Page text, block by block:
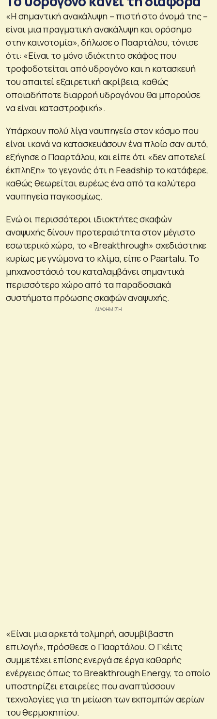
«Η σημαντική ανακάλυψη – πιστή στο όνομά της –
είναι μια πραγματική ανακάλυψη και ορόσημο
στην καινοτομία», δήλωσε ο Πααρτάλου, τόνισε
ότι: «Είναι το μόνο ιδιόκτητο σκάφος που
τροφοδοτείται από υδρογόνο και η κατασκευή
του απαιτεί εξαιρετική ακρίβεια, καθώς
οποιαδήποτε διαρροή υδρογόνου θα μπορούσε
να είναι καταστροφική».
Υπάρχουν πολύ λίγα ναυπηγεία στον κόσμο που
είναι ικανά να κατασκευάσουν ένα πλοίο σαν αυτό,
εξήγησε ο Πααρτάλου, και είπε ότι «δεν αποτελεί
έκπληξη» το γεγονός ότι η Feadship το κατάφερε,
καθώς θεωρείται ευρέως ένα από τα καλύτερα
ναυπηγεία παγκοσμίως.
Ενώ οι περισσότεροι ιδιοκτήτες σκαφών
αναψυχής δίνουν προτεραιότητα στον μέγιστο
εσωτερικό χώρο, το «Breakthrough» σχεδιάστηκε
κυρίως με γνώμονα το κλίμα, είπε ο Paartalu. Το
μηχανοστάσιό του καταλαμβάνει σημαντικά
περισσότερο χώρο από τα παραδοσιακά
συστήματα πρόωσης σκαφών αναψυχής.
«Είναι μια αρκετά τολμηρή, ασυμβίβαστη
επιλογή», πρόσθεσε ο Πααρτάλου. Ο Γκέιτς
συμμετέχει επίσης ενεργά σε έργα καθαρής
ενέργειας όπως το Breakthrough Energy, το οποίο
υποστηρίζει εταιρείες που αναπτύσσουν
τεχνολογίες για τη μείωση των εκπομπών αερίων
του θερμοκηπίου.